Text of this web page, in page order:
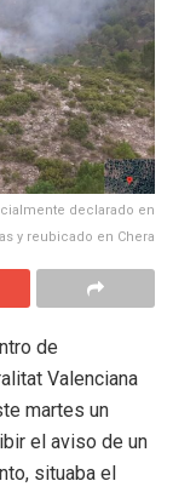
declarado en
y reubicado en Chera
de
Valenciana
martes un
el aviso de un
situaba el